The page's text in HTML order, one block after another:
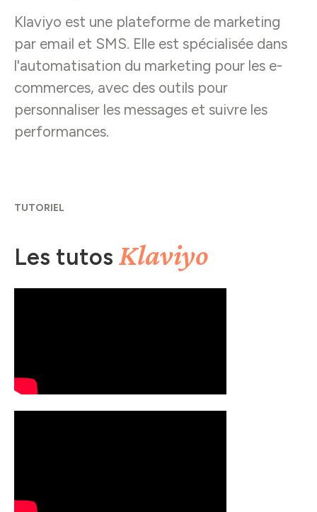
Klaviyo est une plateforme de marketing
par email et SMS. Elle est spécialisée dans
l'automatisation du marketing pour les e-
commerces, avec des outils pour
personnaliser les messages et suivre les
performances.
TUTORIEL
Les tutos Klaviyo